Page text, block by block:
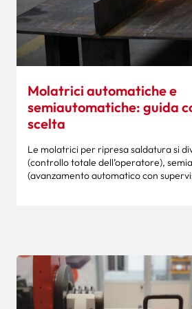
Molatrici automatiche e
semiautomatiche: guida
scelta
Le molatrici per ripresa saldatura si
(controllo totale dell’operatore),
(avanzamento automatico con